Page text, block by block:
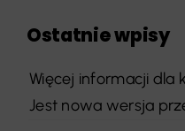
Ostatnie wpisy
Więcej informacji dla
Jest nowa wersja